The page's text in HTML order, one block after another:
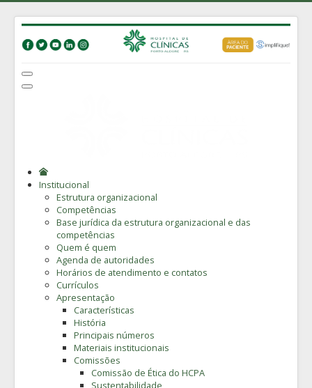
Institucional
Estrutura organizacional
Competências
Base jurídica da estrutura organizacional e das
competências
Quem é quem
Agenda de autoridades
Horários de atendimento e contatos
Currículos
Apresentação
Características
História
Principais números
Materiais institucionais
Comissões
Comissão de Ética do HCPA
Sustentabilidade